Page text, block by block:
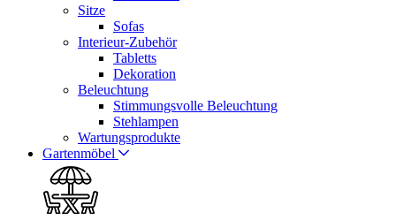
Sitze
Sofas
Interieur-Zubehör
Tabletts
Dekoration
Beleuchtung
Stimmungsvolle Beleuchtung
Stehlampen
Wartungsprodukte
Gartenmöbel